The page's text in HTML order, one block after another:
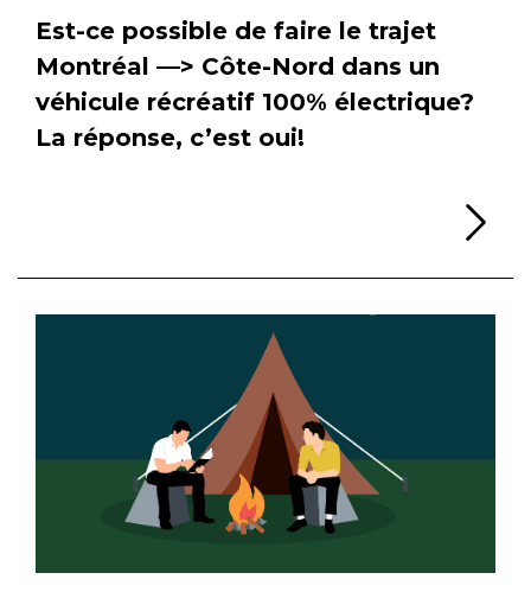
Est-ce possible de faire le trajet
Montréal —> Côte-Nord dans un
véhicule récréatif 100% électrique?
La réponse, c’est oui!